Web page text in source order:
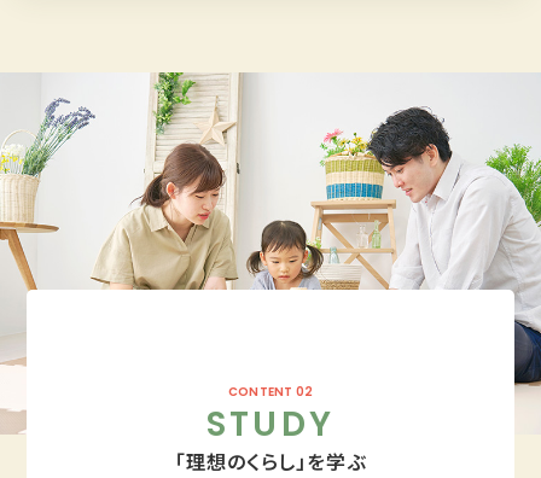
CONTENT 02
STUDY
「理想のくらし」を学ぶ